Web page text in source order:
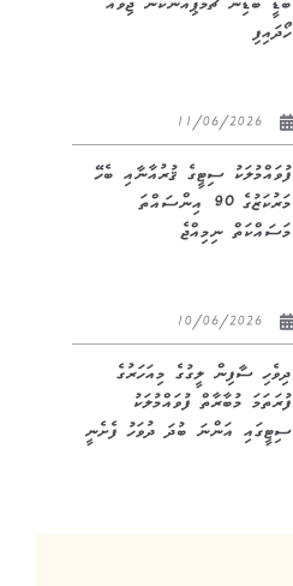
ބޮޑީ ބޯޑިން ޗެމްޕިއަންކަން ޖިވާއު
ހޯދައިފި
ފުވައްމުލަކު ސިޓީގެ ޤުރުއާނާއި ބެހޭ
މަރުކަޒުގެ 90 އިންސައްތަ
މަސައްކަތް ނިމިއްޖެ
ދިވެހި ސާފިން ލީގުގެ މިއަހަރުގެ
ފުރަތަމަ މުބާރާތް ފުވައްމުލަކު
ސިޓީގައި އަންނަ ބުދަ ދުވަހު ފެށެނީ